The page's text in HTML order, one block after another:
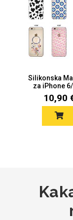
Silikonska
za iPhone
Šareni
10,90
Mix